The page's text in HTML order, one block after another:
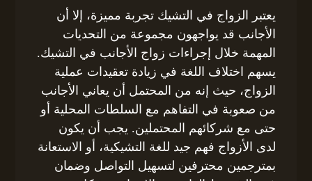
يعتبر الزواج في التشيك تجربة مميزة، إلا أن
الأجانب قد يواجهون مجموعة من التحديات
المهمة خلال إجراءات زواج الأجانب في التشيك.
يسهم اختلاف اللغة في زيادة تعقيدات عملية
الزواج، حيث إنه من المحتمل أن يعاني الأجانب
من صعوبة في التفاهم مع السلطات المحلية أو
حتى مع شركائهم المحتملين. يجب أن يكون
لدى الأزواج فهم جيد للغة التشيكية، أو الاستعانة
بمترجمين محترفين لتسهيل التواصل وضمان